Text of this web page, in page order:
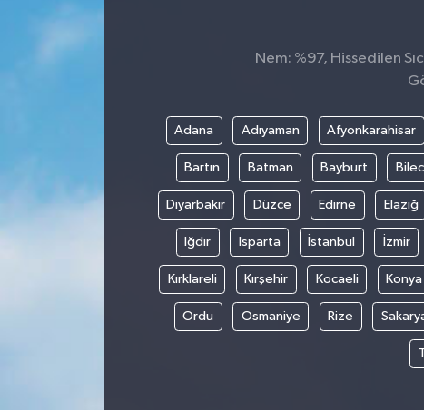
Nem: %97, Hissedilen
Adana Adıyaman Afyonkarahisar
Bartın Batman Bayburt
Diyarbakır Düzce Edirne Elazığ
Iğdır Isparta İstanbul İzmir
Kırklareli Kırşehir Kocaeli Konya
Ordu Osmaniye Rize